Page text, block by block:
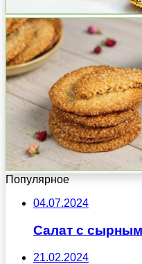
Популярное
04.07.2024
Салат с
21.02.2024